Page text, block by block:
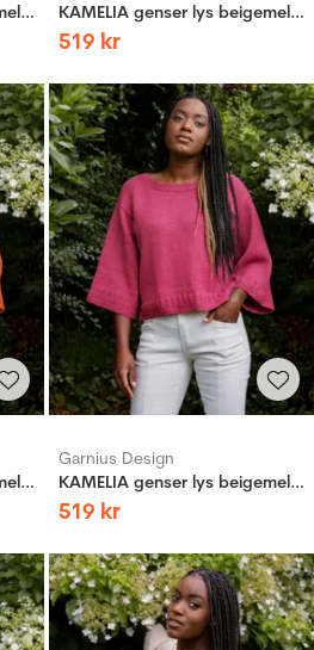
KAMELIA genser lys beigemelert
KAMELIA genser lys beigemelert
519 kr
KAMELIA genser lys beigemelert
Garnius Design
KAMELIA genser lys beigemelert
519 kr